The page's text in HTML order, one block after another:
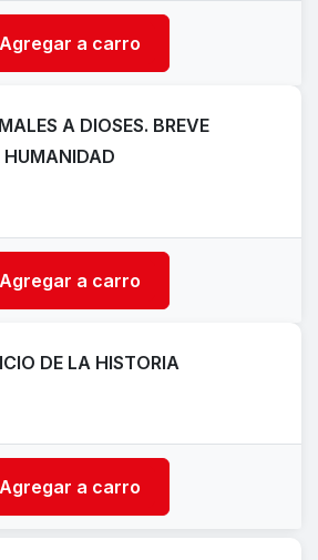
Agregar a carro
A DIOSES. BREVE
HUMANIDAD
Agregar a carro
DE LA HISTORIA
Agregar a carro